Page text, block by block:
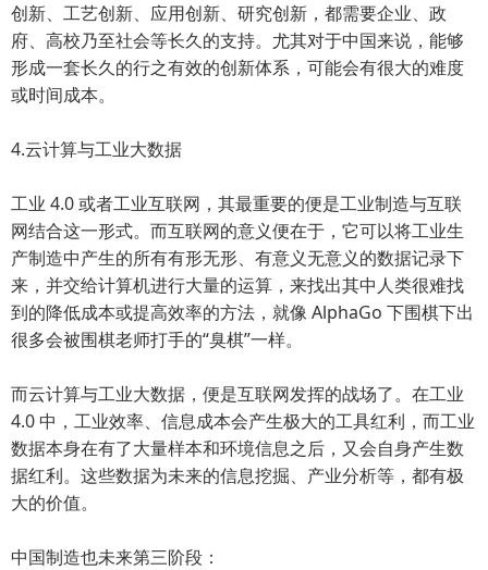
创新、工艺创新、应用创新、研究创新，都需要企业、政
府、高校乃至社会等长久的支持。尤其对于中国来说，能够
形成一套长久的行之有效的创新体系，可能会有很大的难度
或时间成本。
4.云计算与工业大数据
工业 4.0 或者工业互联网，其最重要的便是工业制造与互联
网结合这一形式。而互联网的意义便在于，它可以将工业生
产制造中产生的所有有形无形、有意义无意义的数据记录下
来，并交给计算机进行大量的运算，来找出其中人类很难找
到的降低成本或提高效率的方法，就像 AlphaGo 下围棋下出
很多会被围棋老师打手的“臭棋”一样。
而云计算与工业大数据，便是互联网发挥的战场了。在工业
4.0 中，工业效率、信息成本会产生极大的工具红利，而工业
数据本身在有了大量样本和环境信息之后，又会自身产生数
据红利。这些数据为未来的信息挖掘、产业分析等，都有极
大的价值。
中国制造也未来第三阶段：